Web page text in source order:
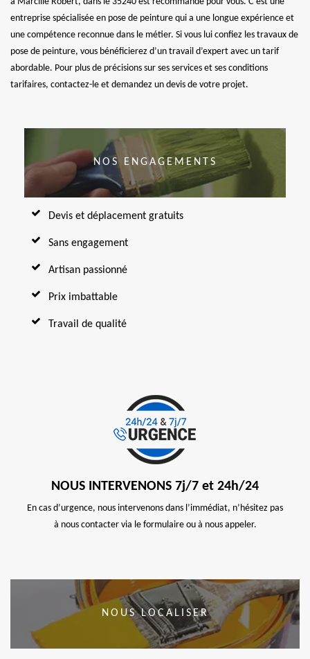
entreprise spécialisée en pose de peinture qui a une longue expérience et
une compétence reconnue dans le métier. Si vous lui confiez les travaux de
pose de peinture, vous bénéficierez d’un travail d’expert avec un tarif
abordable. Pour plus de précisions sur ses services et ses conditions
tarifaires, contactez-le et demandez un devis de votre projet.
NOS ENGAGEMENTS
Devis et déplacement gratuits
Sans engagement
Artisan passionné
Prix imbattable
Travail de qualité
NOUS INTERVENONS 7j/7 et 24h/24
En cas d’urgence, nous intervenons dans l’immédiat, n’hésitez pas
à nous contacter via le formulaire ou à nous appeler.
NOUS LOCALISER